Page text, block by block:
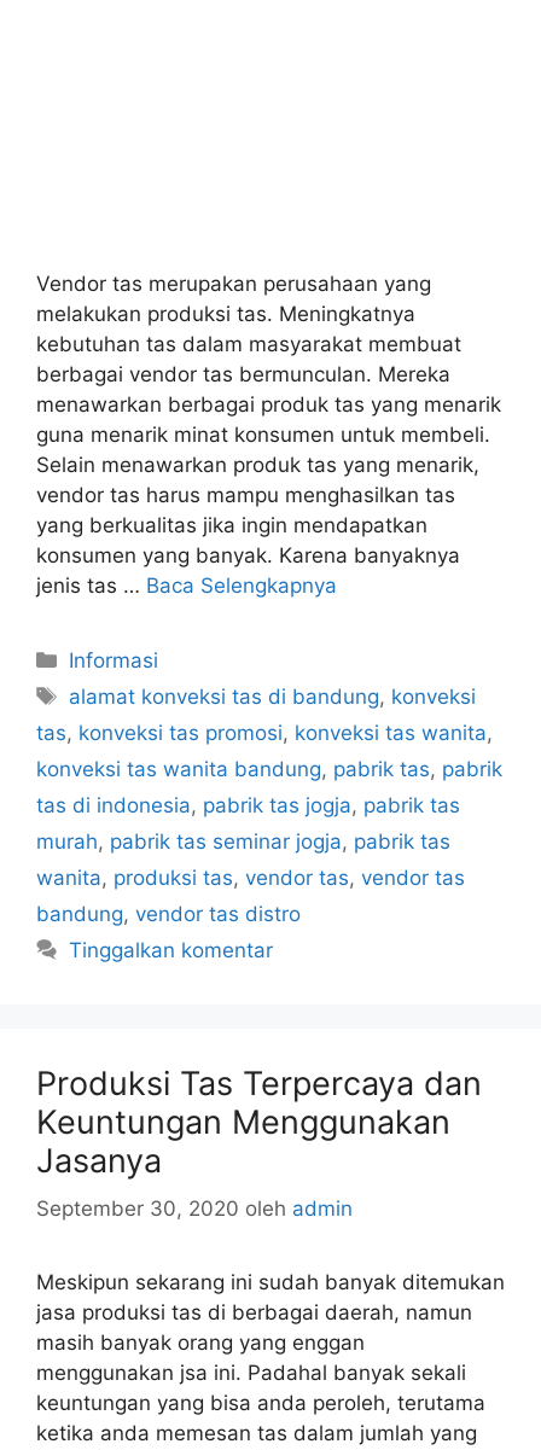
Vendor tas merupakan perusahaan yang
melakukan produksi tas. Meningkatnya
kebutuhan tas dalam masyarakat membuat
berbagai vendor tas bermunculan. Mereka
menawarkan berbagai produk tas yang menarik
guna menarik minat konsumen untuk membeli.
Selain menawarkan produk tas yang menarik,
vendor tas harus mampu menghasilkan tas
yang berkualitas jika ingin mendapatkan
konsumen yang banyak. Karena banyaknya
jenis tas … Baca Selengkapnya
Kategori
Informasi
Tag
alamat konveksi tas di bandung, konveksi
tas, konveksi tas promosi, konveksi tas wanita,
konveksi tas wanita bandung, pabrik tas, pabrik
tas di indonesia, pabrik tas jogja, pabrik tas
murah, pabrik tas seminar jogja, pabrik tas
wanita, produksi tas, vendor tas, vendor tas
bandung, vendor tas distro
Tinggalkan komentar
Produksi Tas Terpercaya dan
Keuntungan Menggunakan
Jasanya
September 30, 2020 oleh admin
Meskipun sekarang ini sudah banyak ditemukan
jasa produksi tas di berbagai daerah, namun
masih banyak orang yang enggan
menggunakan jsa ini. Padahal banyak sekali
keuntungan yang bisa anda peroleh, terutama
ketika anda memesan tas dalam jumlah yang